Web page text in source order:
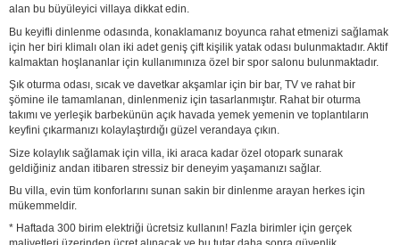
alan bu büyüleyici villaya dikkat edin.
Bu keyifli dinlenme odasında, konaklamanız boyunca rahat etmenizi sağlamak
için her biri klimalı olan iki adet geniş çift kişilik yatak odası bulunmaktadır. Aktif
kalmaktan hoşlananlar için kullanımınıza özel bir spor salonu bulunmaktadır.
Şık oturma odası, sıcak ve davetkar akşamlar için bir bar, TV ve rahat bir
şömine ile tamamlanan, dinlenmeniz için tasarlanmıştır. Rahat bir oturma
takımı ve yerleşik barbekünün açık havada yemek yemenin ve toplantıların
keyfini çıkarmanızı kolaylaştırdığı güzel verandaya çıkın.
Size kolaylık sağlamak için villa, iki araca kadar özel otopark sunarak
geldiğiniz andan itibaren stressiz bir deneyim yaşamanızı sağlar.
Bu villa, evin tüm konforlarını sunan sakin bir dinlenme arayan herkes için
mükemmeldir.
* Haftada 300 birim elektriği ücretsiz kullanın! Fazla birimler için gerçek